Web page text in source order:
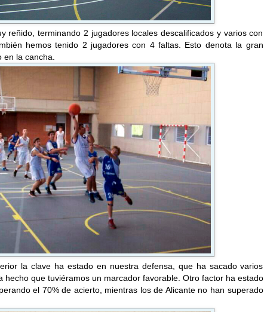
reñido, terminando 2 jugadores locales descalificados y varios con
hemos tenido 2 jugadores con 4 faltas. Esto denota la gran
en la cancha.
la clave ha estado en nuestra defensa, que ha sacado varios
hecho que tuviéramos un marcador favorable. Otro factor ha estado
el 70% de acierto, mientras los de Alicante no han superado